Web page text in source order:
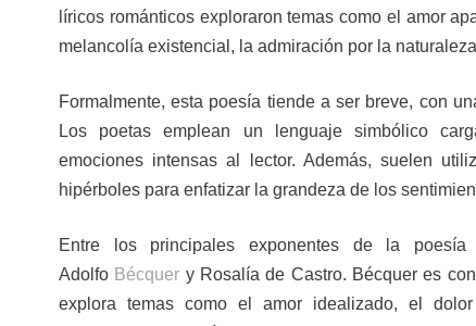
líricos románticos exploraron temas como el amor
melancolía existencial, la admiración por la
Formalmente, esta poesía tiende a ser breve, con
Los poetas emplean un lenguaje simbólico
emociones intensas al lector. Además, suelen
hipérboles para enfatizar la grandeza de los
Entre los principales exponentes de la poesía
Adolfo Bécquer y Rosalía de Castro. Bécquer es
explora temas como el amor idealizado, el